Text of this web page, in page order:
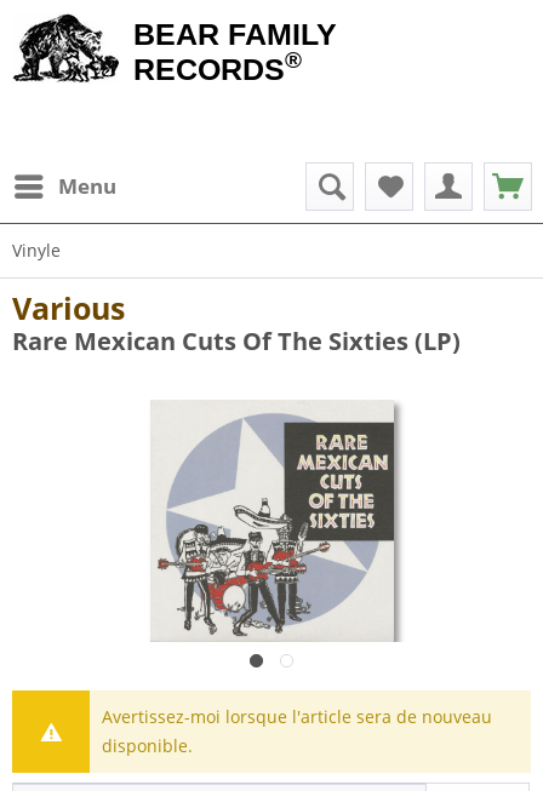
BEAR FAMILY
RECORDS®
Menu
Vinyle
Various
Rare Mexican Cuts Of The Sixties (LP)
Avertissez-moi lorsque l'article sera de nouveau
disponible.